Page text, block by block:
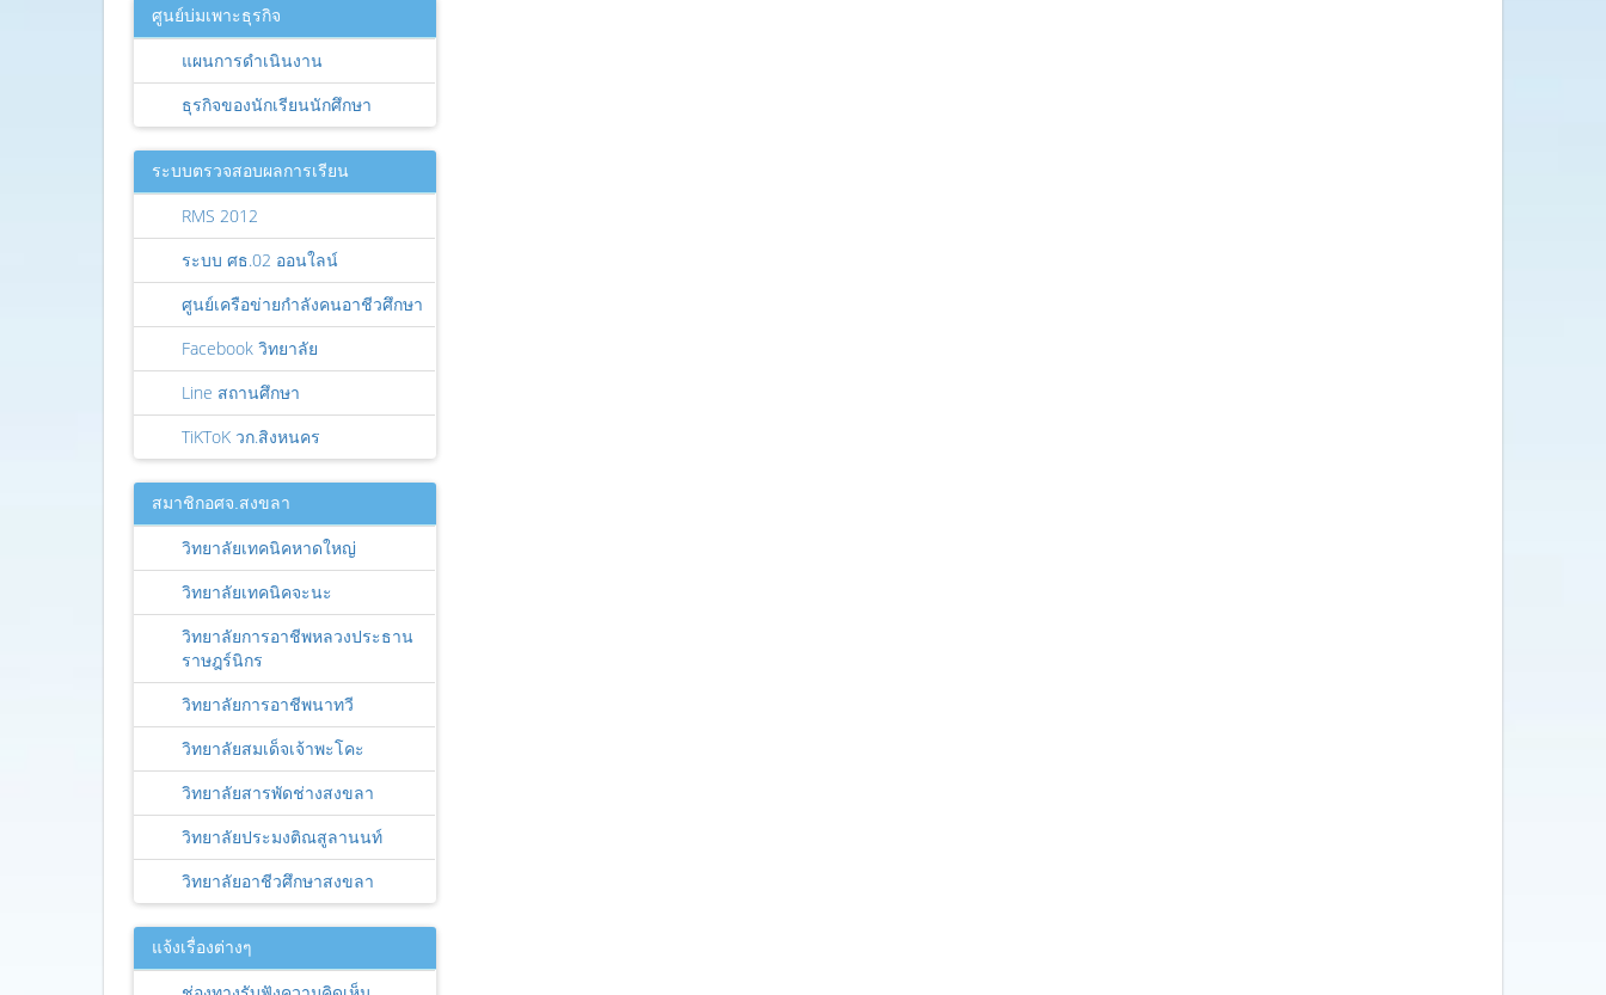
ศูนย์บ่มเพาะธุรกิจ
แผนการดำเนินงาน
ธุรกิจของนักเรียนนักศึกษา
ระบบตรวจสอบผลการเรียน
RMS 2012
ระบบ ศธ.02 ออนใลน์
ศูนย์เครือข่ายกำลังคนอาชีวศึกษา
Facebook วิทยาลัย
Line สถานศึกษา
TiKToK วก.สิงหนคร
สมาชิกอศจ.สงขลา
วิทยาลัยเทคนิคหาดใหญ่
วิทยาลัยเทคนิคจะนะ
วิทยาลัยการอาชีพหลวงประธาน
ราษฎร์นิกร
วิทยาลัยการอาชีพนาทวี
วิทยาลัยสมเด็จเจ้าพะโคะ
วิทยาลัยสารพัดช่างสงขลา
วิทยาลัยประมงติณสูลานนท์
วิทยาลัยอาชีวศึกษาสงขลา
แจ้งเรื่องต่างๆ